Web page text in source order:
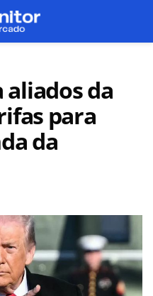
da
para
da